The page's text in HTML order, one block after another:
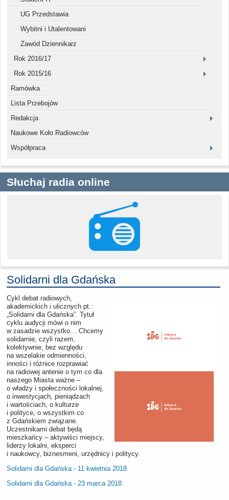
UG Przedstawia
Wybitni i Utalentowani
Zawód Dziennikarz
Rok 2016/17
Rok 2015/16
Ramówka
Lista Przebojów
Redakcja
Naukowe Koło Radiowców
Współpraca
Słuchaj radia online
Solidarni dla Gdańska
Cykl debat radiowych,
akademickich i ulicznych pt.:
„Solidarni dla Gdańska”. Tytuł
cyklu audycji mówi o nim
w zasadzie wszystko… Chcemy
solidarnie, czyli razem,
kolektywnie, bez względu
na wszelakie odmienności,
inności i różnice rozprawiać
na radiowej antenie o tym co dla
naszego Miasta ważne –
o władzy i społeczności lokalnej,
o inwestycjach, pieniądzach
i wartościach, o kulturze
i polityce, o wszystkim co
z Gdańskiem związane.
Uczestnikami debat będą
mieszkańcy – aktywiści miejscy,
liderzy lokalni, eksperci
i naukowcy, biznesmeni, urzędnicy i politycy.
Solidarni dla Gdańska - 11 kwietnia 2018
Solidarni dla Gdańska - 23 marca 2018